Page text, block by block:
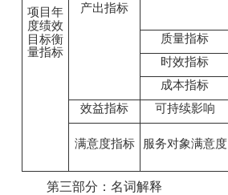
项目年
度绩效
目标衡
量指标
产出指标
质量指标
时效指标
成本指标
效益指标
可持续影响
满意度指标 服务对象满意度
第三部分：名词解释